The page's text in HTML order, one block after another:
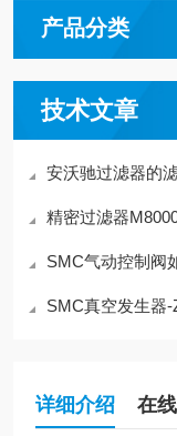
产品分类
技术文章
安沃驰过滤器的
精密过滤器
SMC气动控制阀
SMC真空发生器-
详细介绍 在